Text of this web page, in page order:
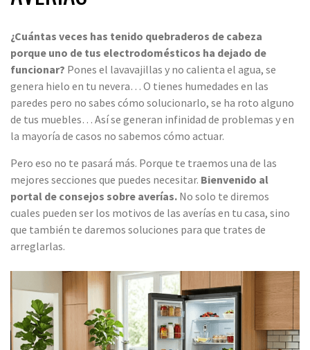
¿Cuántas veces has tenido quebraderos de cabeza
porque uno de tus electrodomésticos ha dejado de
funcionar? Pones el lavavajillas y no calienta el agua, se
genera hielo en tu nevera… O tienes humedades en las
paredes pero no sabes cómo solucionarlo, se ha roto alguno
de tus muebles… Así se generan infinidad de problemas y en
la mayoría de casos no sabemos cómo actuar.
Pero eso no te pasará más. Porque te traemos una de las
mejores secciones que puedes necesitar. Bienvenido al
portal de consejos sobre averías. No solo te diremos
cuales pueden ser los motivos de las averías en tu casa, sino
que también te daremos soluciones para que trates de
arreglarlas.